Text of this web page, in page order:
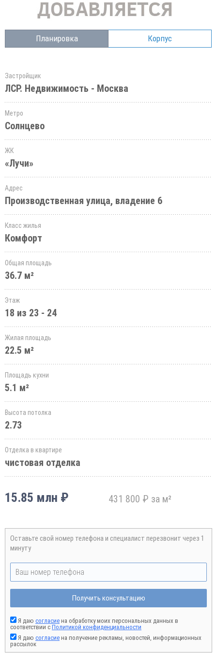
Планировка Корпус
Застройщик
ЛСР. Недвижимость - Москва
Метро
Солнцево
ЖК
«Лучи»
Адрес
Производственная улица, владение 6
Класс жилья
Комфорт
Общая площадь
36.7 м²
Этаж
18 из 23 - 24
Жилая площадь
22.5 м²
Площадь кухни
5.1 м²
Высота потолка
2.73
Отделка в квартире
чистовая отделка
15.85 млн ₽ 431 800 ₽ за м²
Оставьте свой номер телефона и специалист перезвонит через 1
минуту
Получить консультацию
Я даю согласие на обработку моих персональных данных в
соответствии с Политикой конфиденциальности
Я даю согласие на получение рекламы, новостей, информационных
рассылок